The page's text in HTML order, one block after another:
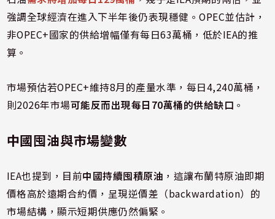
強調全球經濟在進入下半年後仍表現穩健。OPEC並估計，
非OPEC+國家的供給增幅僅有每日63萬桶，低於IEA的推
算。
市場預估若OPEC+維持8月的產量水準，每日4,240萬桶，
則2026年市場可能反而出現每日70萬桶的供給缺口 。
中國囤油與市場變數
IEA也提到，目前中國持續囤積原油 ，這讓布蘭特原油即期
價格高於遠期合約價，呈現逆價差（backwardation）的
市場結構，顯示短期供應仍然偏緊。